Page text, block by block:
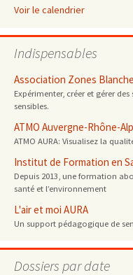
Voir le calendrier
Indispensables
Association Zones
Expérimenter, créer et gérer
sensibles.
ATMO Auvergne-Rhône-
ATMO AURA: Visualisez la
Institut de Formation en
Depuis 2013, une formation
santé et l’environnement
L'air et moi AURA
Un support pédagogique de
Dossiers par date